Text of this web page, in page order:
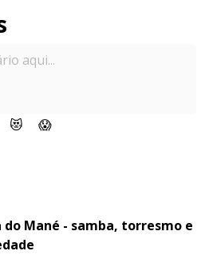
😻 😱
do Mané - samba, torresmo e